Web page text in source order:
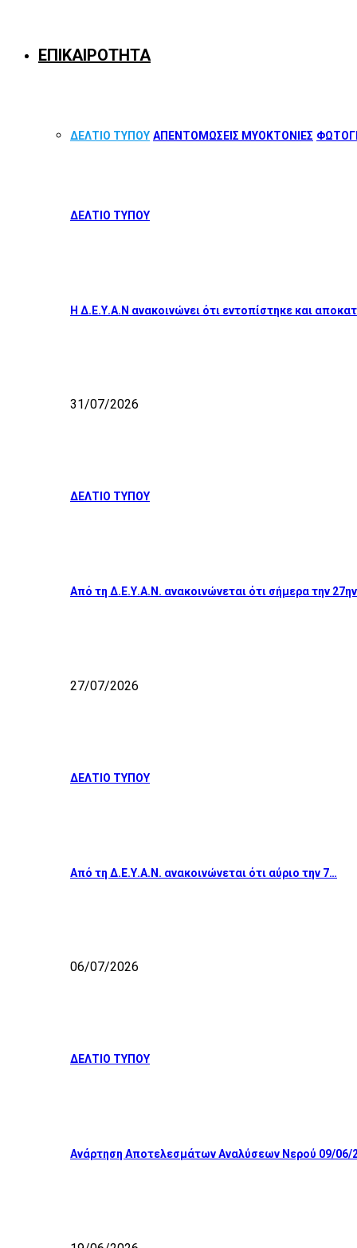
ΕΠΙΚΑΙΡΟΤΗΤΑ
ΔΕΛΤΙΟ ΤΥΠΟΥ ΑΠΕΝΤΟΜΩΣΕΙΣ ΜΥΟΚΤΟΝΙΕΣ
ΔΕΛΤΙΟ ΤΥΠΟΥ
Η Δ.Ε.Υ.Α.Ν ανακοινώνει ότι εντοπίστηκε και
31/07/2026
ΔΕΛΤΙΟ ΤΥΠΟΥ
Από τη Δ.Ε.Υ.Α.Ν. ανακοινώνεται ότι σήμερα την
27/07/2026
ΔΕΛΤΙΟ ΤΥΠΟΥ
Από τη Δ.Ε.Υ.Α.Ν. ανακοινώνεται ότι αύριο την 7…
06/07/2026
ΔΕΛΤΙΟ ΤΥΠΟΥ
Ανάρτηση Αποτελεσμάτων Αναλύσεων Νερού 09/06/